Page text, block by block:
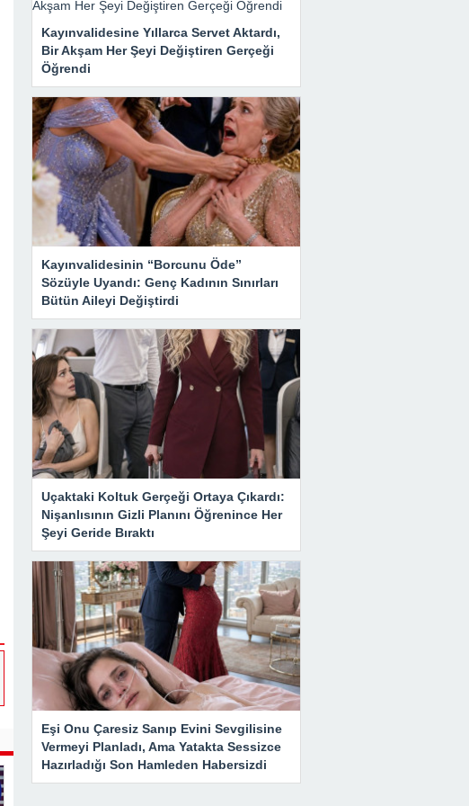
Kayınvalidesine Yıllarca Servet Aktardı,
Bir Akşam Her Şeyi Değiştiren Gerçeği
Öğrendi
Kayınvalidesinin “Borcunu Öde”
Sözüyle Uyandı: Genç Kadının Sınırları
Bütün Aileyi Değiştirdi
Uçaktaki Koltuk Gerçeği Ortaya Çıkardı:
Nişanlısının Gizli Planını Öğrenince Her
Şeyi Geride Bıraktı
Eşi Onu Çaresiz Sanıp Evini Sevgilisine
Vermeyi Planladı, Ama Yatakta Sessizce
Hazırladığı Son Hamleden Habersizdi